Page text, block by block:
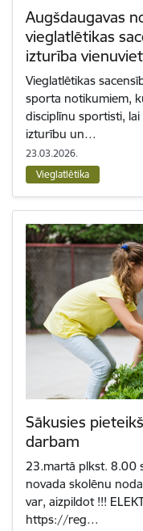
Augšdaugavas
vieglatlētikas
izturība
Vieglatlētikas
sporta notikumiem,
disciplīnu sportisti,
izturību un…
23.03.2026.
Vieglatlētika
Sākusies
darbam
23.martā plkst. 8.00
novada skolēnu
var, aizpildot !!!
https://reg…